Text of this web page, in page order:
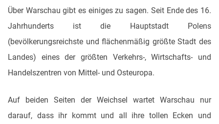
Über Warschau gibt es einiges zu sagen. Seit Ende des 16.
Jahrhunderts ist die Hauptstadt Polens
(bevölkerungsreichste und flächenmäßig größte Stadt des
Landes) eines der größten Verkehrs-, Wirtschafts- und
Handelszentren von Mittel- und Osteuropa.
Auf beiden Seiten der Weichsel wartet Warschau nur
darauf, dass ihr kommt und all ihre tollen Ecken und